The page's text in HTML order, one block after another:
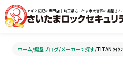
カギと防犯の専門店｜埼玉県さいたま市大宮区の鍵屋さん
ホーム/鍵屋ブログ/メーカーで探す/TITAN ﾀｲﾀﾝ